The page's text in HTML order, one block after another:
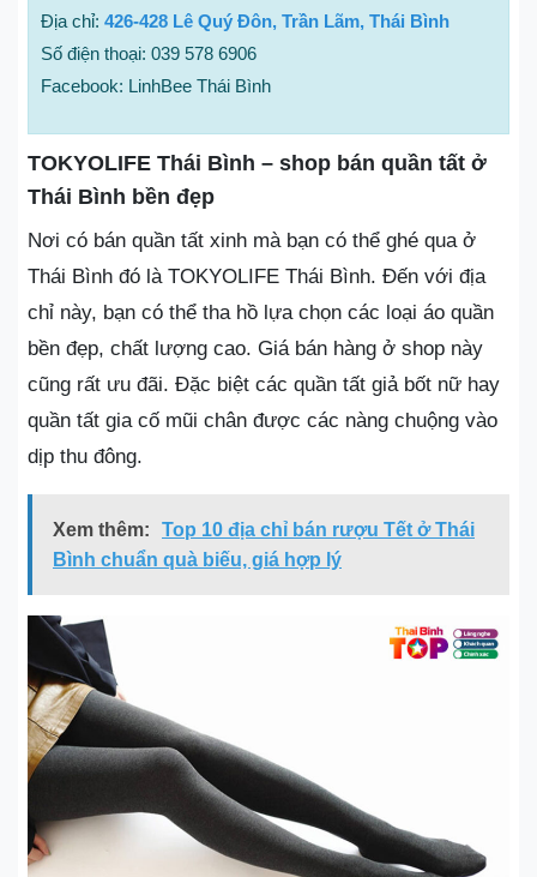
Địa chỉ: 426-428 Lê Quý Đôn, Trần Lãm, Thái Bình
Số điện thoại: 039 578 6906
Facebook: LinhBee Thái Bình
TOKYOLIFE Thái Bình – shop bán quần tất ở
Thái Bình bền đẹp
Nơi có bán quần tất xinh mà bạn có thể ghé qua ở
Thái Bình đó là TOKYOLIFE Thái Bình. Đến với địa
chỉ này, bạn có thể tha hồ lựa chọn các loại áo quần
bền đẹp, chất lượng cao. Giá bán hàng ở shop này
cũng rất ưu đãi. Đặc biệt các quần tất giả bốt nữ hay
quần tất gia cố mũi chân được các nàng chuộng vào
dịp thu đông.
Xem thêm:
Top 10 địa chỉ bán rượu Tết ở Thái
Bình chuẩn quà biếu, giá hợp lý